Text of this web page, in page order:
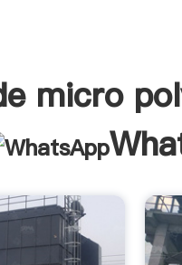
micro